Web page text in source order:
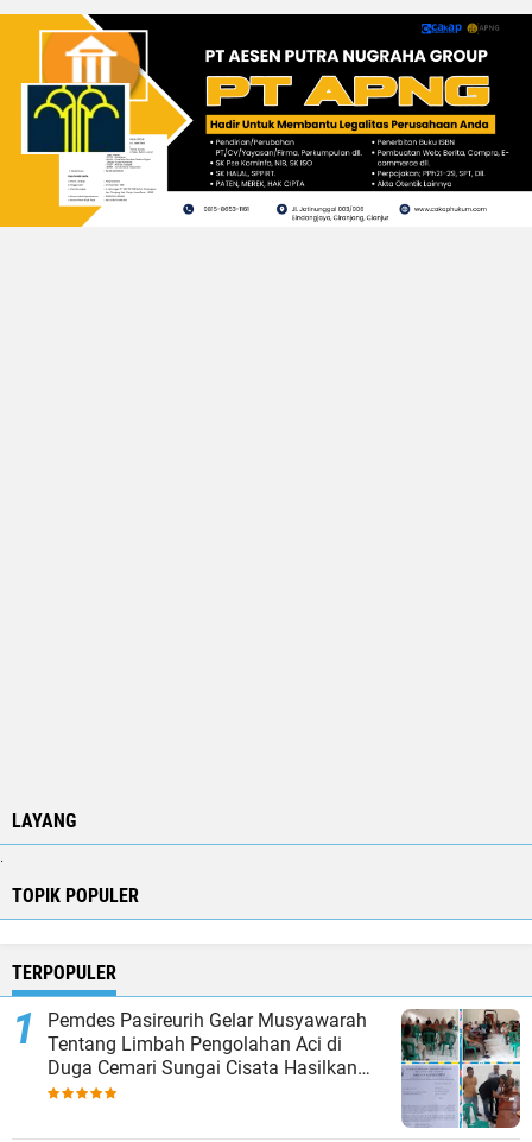
LAYANG
.
TOPIK POPULER
TERPOPULER
Pemdes Pasireurih Gelar Musyawarah
Tentang Limbah Pengolahan Aci di
Duga Cemari Sungai Cisata Hasilkan
Kesepakatan Tutup Sementara